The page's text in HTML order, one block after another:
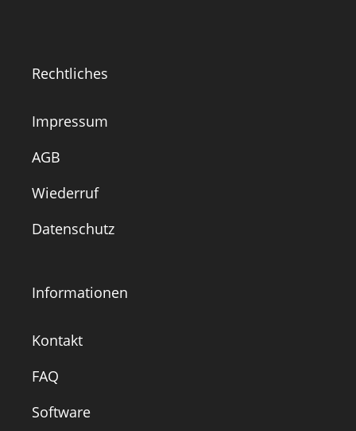
Rechtliches
Impressum
AGB
Wiederruf
Datenschutz
Informationen
Kontakt
FAQ
Software